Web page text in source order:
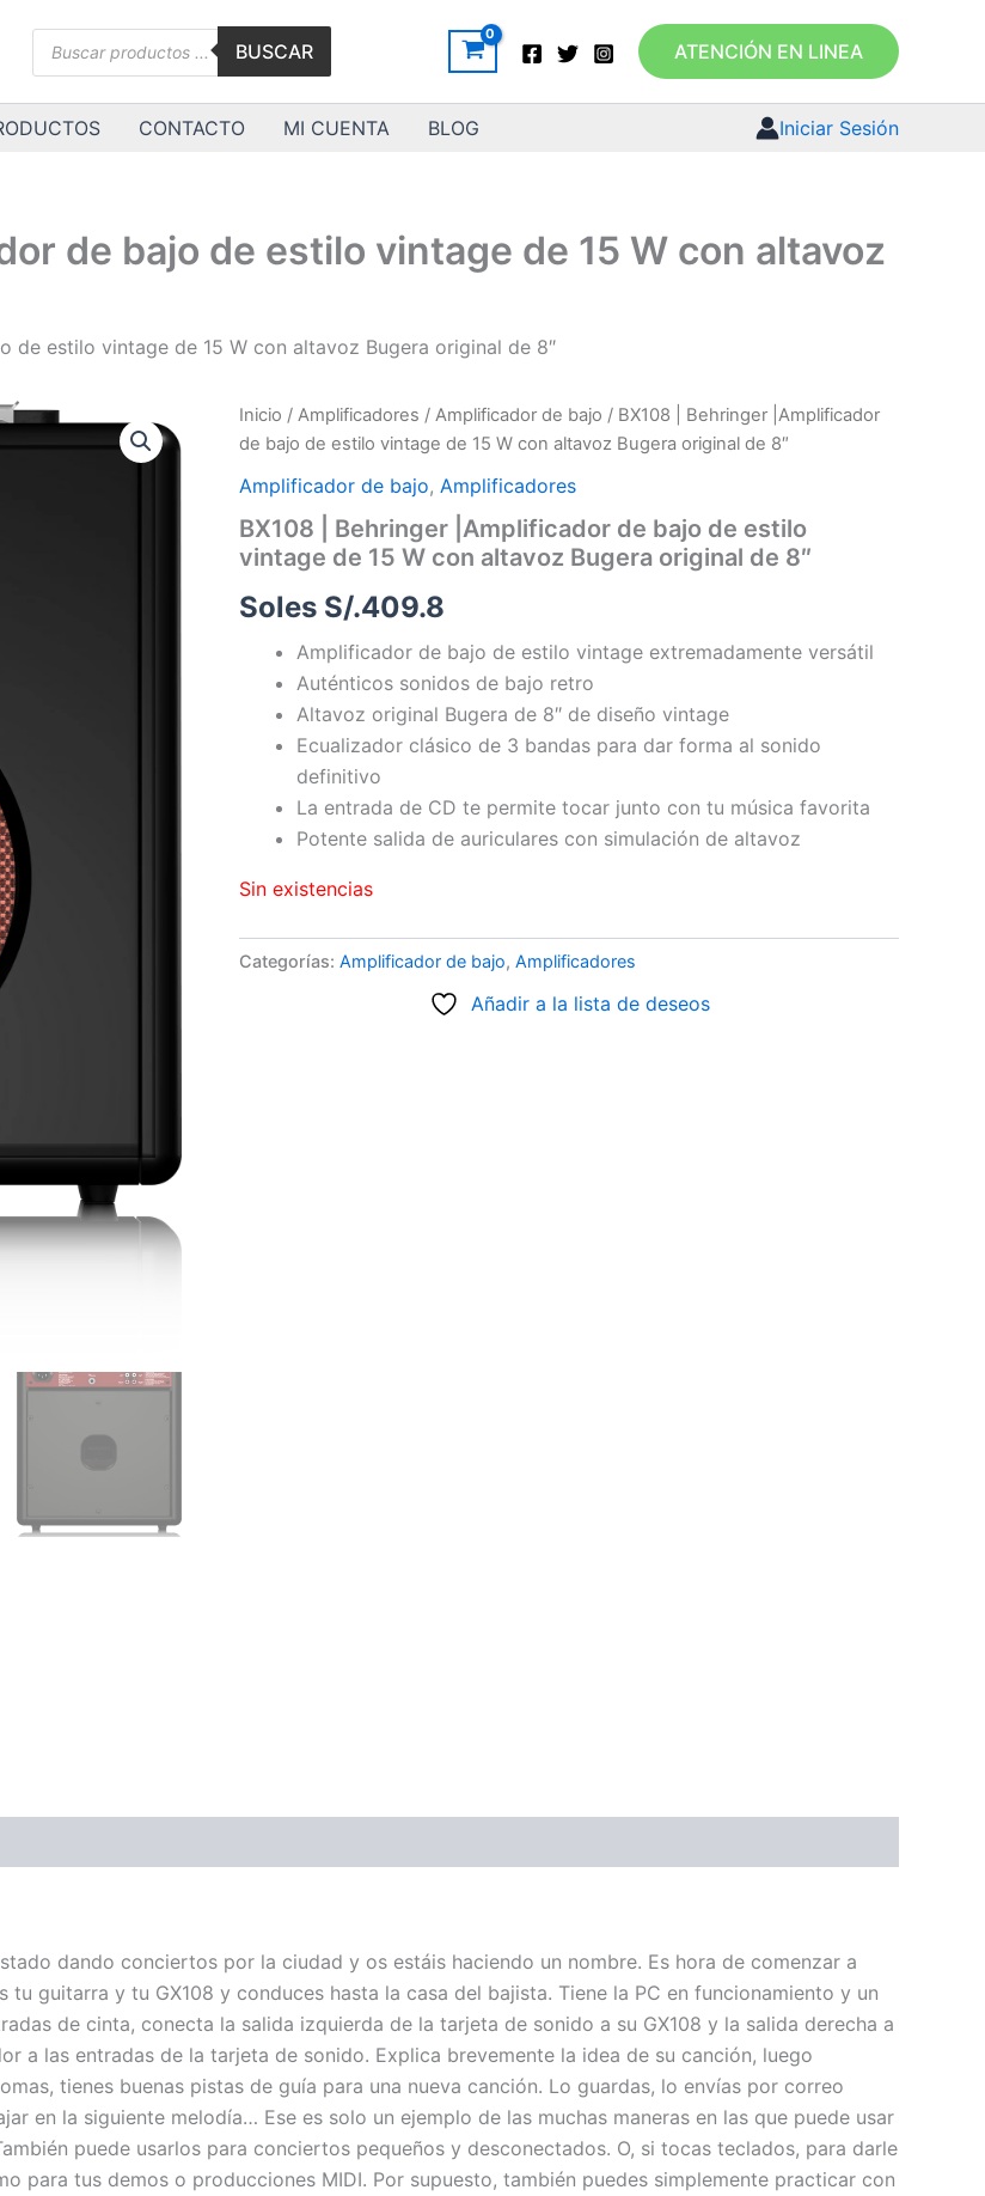
Búsqueda
BUSCAR ATENCIÓN EN LINEA
CONTACTO MI CUENTA BLOG Iniciar Sesión
de bajo de estilo vintage de 15 W con altavoz
de estilo vintage de 15 W con altavoz Bugera original de 8″
Inicio / Amplificadores / Amplificador de bajo / BX108 | Behringer |Amplificador
de bajo de estilo vintage de 15 W con altavoz Bugera original de 8″
Amplificador de bajo, Amplificadores
BX108 | Behringer |Amplificador de bajo de estilo
vintage de 15 W con altavoz Bugera original de 8″
Soles S/.409.8
Amplificador de bajo de estilo vintage extremadamente versátil
Auténticos sonidos de bajo retro
Altavoz original Bugera de 8″ de diseño vintage
Ecualizador clásico de 3 bandas para dar forma al sonido
definitivo
La entrada de CD te permite tocar junto con tu música favorita
Potente salida de auriculares con simulación de altavoz
Sin existencias
Categorías: Amplificador de bajo, Amplificadores
Añadir a la lista de deseos
dando conciertos por la ciudad y os estáis haciendo un nombre. Es hora de comenzar a
guitarra y tu GX108 y conduces hasta la casa del bajista. Tiene la PC en funcionamiento y un
de cinta, conecta la salida izquierda de la tarjeta de sonido a su GX108 y la salida derecha a
a las entradas de la tarjeta de sonido. Explica brevemente la idea de su canción, luego
tienes buenas pistas de guía para una nueva canción. Lo guardas, lo envías por correo
en la siguiente melodía… Ese es solo un ejemplo de las muchas maneras en las que puede usar
puede usarlos para conciertos pequeños y desconectados. O, si tocas teclados, para darle
para tus demos o producciones MIDI. Por supuesto, también puedes simplemente practicar con